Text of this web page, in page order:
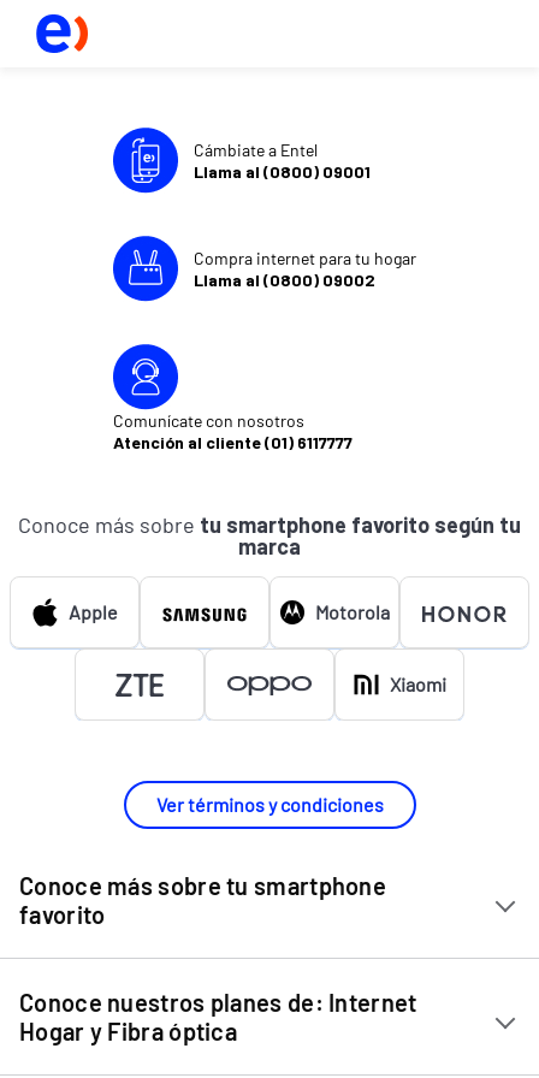
Cámbiate a Entel
Llama al (0800) 09001
Compra internet para tu hogar
Llama al (0800) 09002
Comunícate con nosotros
Atención al cliente (01) 6117777
Conoce más sobre tu smartphone favorito según tu
marca
Apple Motorola
Xiaomi
Ver términos y condiciones
Conoce más sobre tu smartphone
favorito
Chip Entel
Apple iPhone 11
Apple iPhone 12 Mini
Conoce nuestros planes de: Internet
Hogar y Fibra óptica